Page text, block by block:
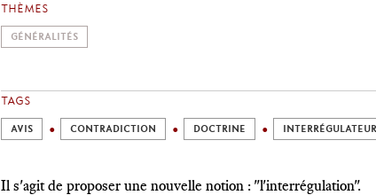
THÈMES
GÉNÉRALITÉS
TAGS
AVIS CONTRADICTION DOCTRINE INTERRÉGULATEUR
Il s'agit de proposer une nouvelle notion : "l'interrégulation".